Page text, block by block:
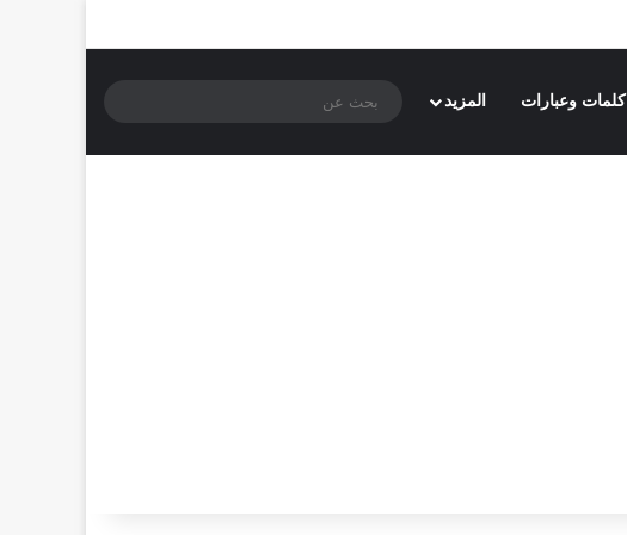
كلمات وعبارات المزيد